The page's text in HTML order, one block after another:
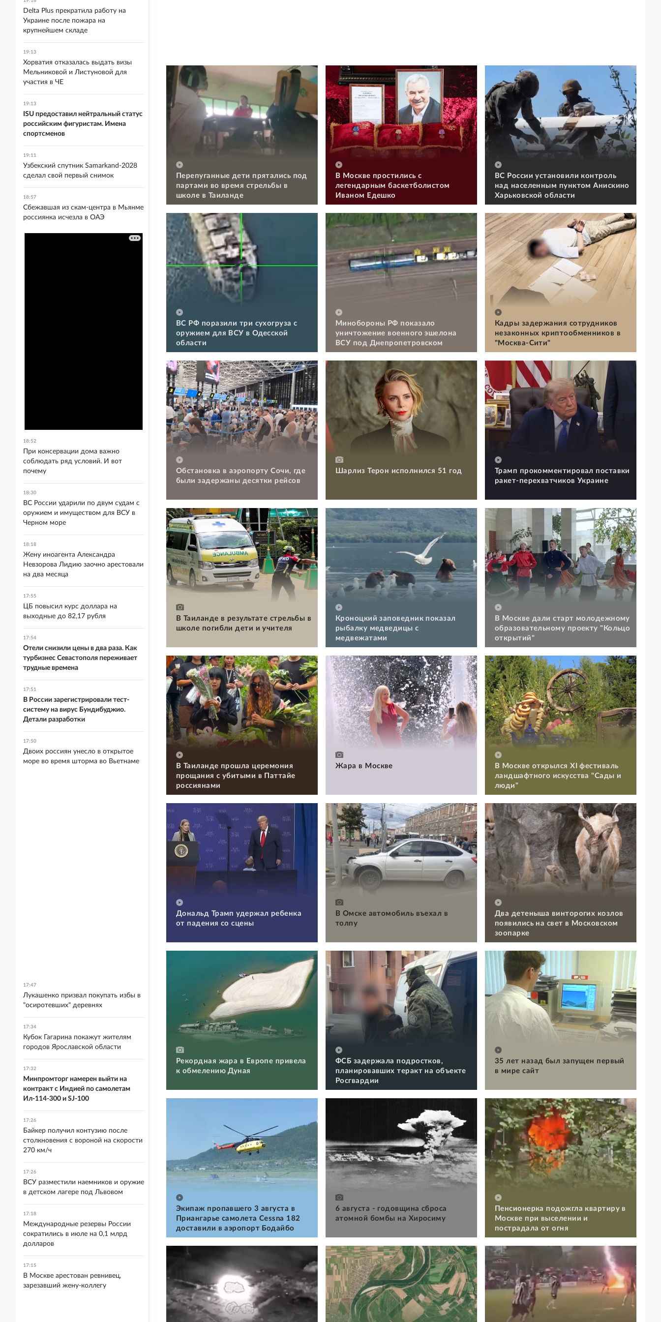
Перепуганные дети прятались под
партами во время стрельбы в
школе в Таиланде
В Москве простились с
легендарным баскетболистом
Иваном Едешко
ВС России установили контроль
над населенным пунктом Анискино
Харьковской области
ВС РФ поразили три сухогруза с
оружием для ВСУ в Одесской
области
Минобороны РФ показало
уничтожение военного эшелона
ВСУ под Днепропетровском
Кадры задержания сотрудников
незаконных криптообменников в
"Москва-Сити"
Обстановка в аэропорту Сочи, где
были задержаны десятки рейсов
Шарлиз Терон исполнился 51 год
Трамп прокомментировал поставки
ракет-перехватчиков Украине
В Таиланде в результате стрельбы в
школе погибли дети и учителя
Кроноцкий заповедник показал
рыбалку медведицы с
медвежатами
В Москве дали старт молодежному
образовательному проекту "Кольцо
открытий"
В Таиланде прошла церемония
прощания с убитыми в Паттайе
россиянами
Жара в Москве
В Москве открылся XI фестиваль
ландшафтного искусства "Сады и
люди"
Дональд Трамп удержал ребенка
от падения со сцены
В Омске автомобиль въехал в
толпу
Два детеныша винторогих козлов
появились на свет в Московском
зоопарке
Рекордная жара в Европе привела
к обмелению Дуная
ФСБ задержала подростков,
планировавших теракт на объекте
Росгвардии
35 лет назад был запущен первый
в мире сайт
Экипаж пропавшего 3 августа в
Приангарье самолета Cessna 182
доставили в аэропорт Бодайбо
6 августа - годовщина сброса
атомной бомбы на Хиросиму
Пенсионерка подожгла квартиру в
Москве при выселении и
пострадала от огня
Delta Plus прекратила работу на
Украине после пожара на
крупнейшем складе
19:13
Хорватия отказалась выдать визы
Мельниковой и Листуновой для
участия в ЧЕ
19:13
ISU предоставил нейтральный статус
российским фигуристам. Имена
спортсменов
19:11
Узбекский спутник Samarkand-2028
сделал свой первый снимок
18:57
Сбежавшая из скам-центра в Мьянме
россиянка исчезла в ОАЭ
18:52
При консервации дома важно
соблюдать ряд условий. И вот
почему
18:30
ВС России ударили по двум судам с
оружием и имуществом для ВСУ в
Черном море
18:18
Жену иноагента Александра
Невзорова Лидию заочно арестовали
на два месяца
17:55
ЦБ повысил курс доллара на
выходные до 82,17 рубля
17:54
Отели снизили цены в два раза. Как
турбизнес Севастополя переживает
трудные времена
17:51
В России зарегистрировали тест-
систему на вирус Бундибуджио.
Детали разработки
17:50
Двоих россиян унесло в открытое
море во время шторма во Вьетнаме
17:47
Лукашенко призвал покупать избы в
"осиротевших" деревнях
17:34
Кубок Гагарина покажут жителям
городов Ярославской области
17:32
Минпромторг намерен выйти на
контракт с Индией по самолетам
Ил-114-300 и SJ-100
17:26
Байкер получил контузию после
столкновения с вороной на скорости
270 км/ч
17:26
ВСУ разместили наемников и оружие
в детском лагере под Львовом
17:18
Международные резервы России
сократились в июле на 0,1 млрд
долларов
17:15
В Москве арестован ревнивец,
зарезавший жену-коллегу